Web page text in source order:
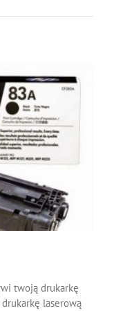
twoją drukarkę
drukarkę laserową